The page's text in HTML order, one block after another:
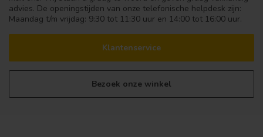
advies. De openingstijden van onze telefonische helpdesk zijn:
Maandag t/m vrijdag: 9:30 tot 11:30 uur en 14:00 tot 16:00 uur.
Klantenservice
Bezoek onze winkel